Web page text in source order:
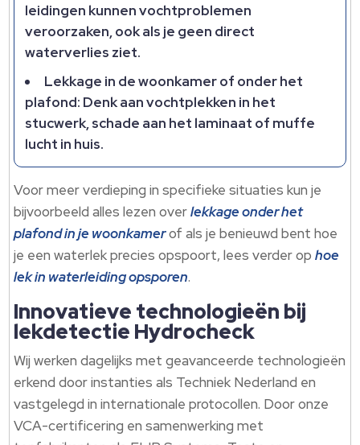
leidingen kunnen vochtproblemen
veroorzaken, ook als je geen direct
waterverlies ziet.
Lekkage in de woonkamer of onder het
plafond: Denk aan vochtplekken in het
stucwerk, schade aan het laminaat of muffe
lucht in huis.
Voor meer verdieping in specifieke situaties kun je
bijvoorbeeld alles lezen overlekkage onder het
plafond in je woonkamerof als je benieuwd bent hoe
je een waterlek precies opspoort, lees verder ophoe
lek in waterleiding opsporen.
Innovatieve technologieën bij
lekdetectie Hydrocheck
Wij werken dagelijks met geavanceerde technologieën
erkend door instanties als Techniek Nederland en
vastgelegd in internationale protocollen. Door onze
VCA-certificering en samenwerking met